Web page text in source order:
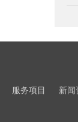
服务项目 新闻